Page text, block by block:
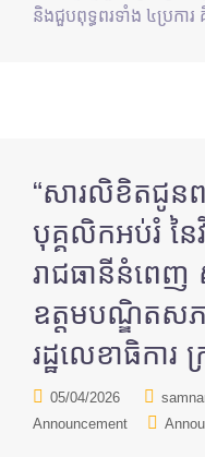
និងជួបពុទ្ធពរទាំង ៤ប្រកា
“សារលិខិតជូន
បុគ្គលិកអប់រំ នៃ
រាជធានីនំពេ
ឧត្តមបណ្ឌិតស
រដ្ឋលេខាធិកា
05/04/2026
Announcement